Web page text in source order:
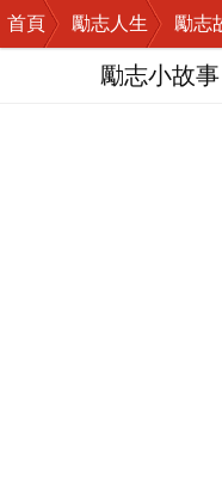
首頁 勵志人生
勵志
勵志小故